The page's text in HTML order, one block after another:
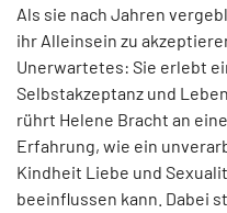
Als sie nach Jahren
ihr Alleinsein zu
Unerwartetes: Sie erlebt
Selbstakzeptanz und
rührt Helene Bracht an
Erfahrung, wie ein
Kindheit Liebe und
beeinflussen kann. Dabei